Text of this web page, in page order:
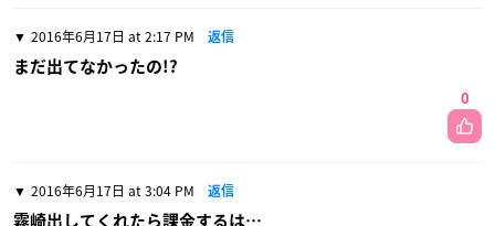
2016年6月17日 at 2:17 PM 返信
まだ出てなかったの!?
0
2016年6月17日 at 3:04 PM 返信
霧崎出してくれたら課金するは…